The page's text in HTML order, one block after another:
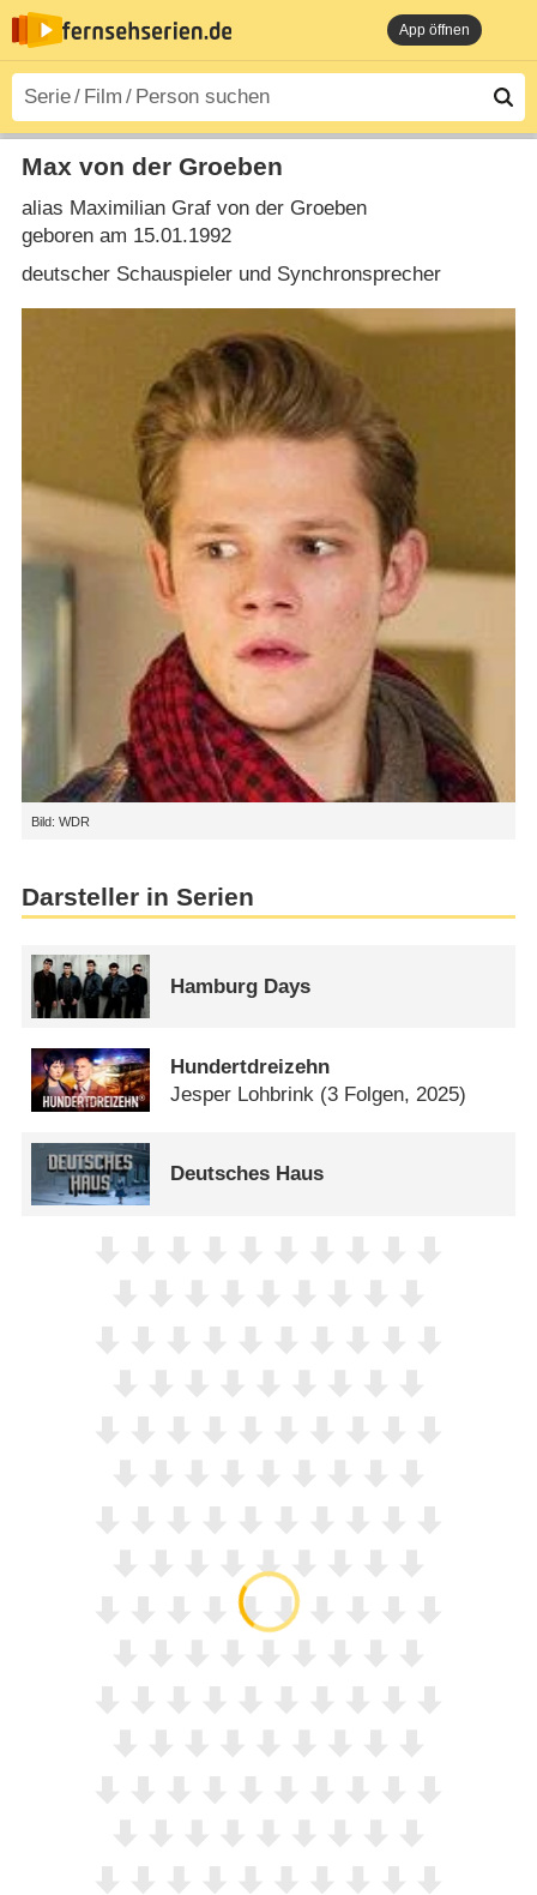
App öffnen
Bild: WDR
Max von der Groeben
alias Maximilian Graf von der Groeben
geboren am 15.01.1992
deutscher Schauspieler und Synchronsprecher
Darsteller in Serien
Hamburg Days
Hundertdreizehn
Jesper Lohbrink (3 Folgen, 2025)
Deutsches Haus